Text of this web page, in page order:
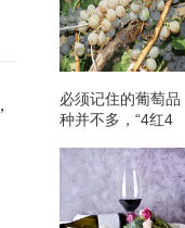
必须记住的葡萄品
种并不多，“4红4